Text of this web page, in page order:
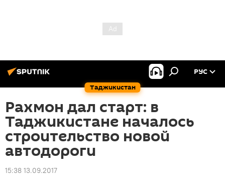
Таджикистан
РУС
Рахмон дал старт: в
Таджикистане началось
строительство новой
автодороги
15:38 13.09.2017